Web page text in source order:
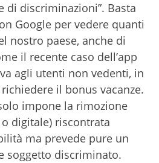
di discriminazioni”. Basta
Google per vedere quanti
nostro paese, anche di
il recente caso dell’app
agli utenti non vedenti, in
il bonus vacanze.
impone la rimozione
digitale) riscontrata
ma prevede pure un
soggetto discriminato.